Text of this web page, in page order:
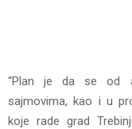
“Plan je da se od
sajmovima, kao i u
koje rade grad